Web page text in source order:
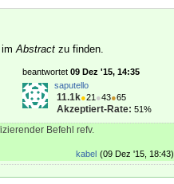
imAbstract zu finden.
beantwortet 09 Dez '15, 14:35
saputello
11.1k●21 ●43●65
Akzeptiert-Rate: 51%
Befehl refv.
(09 Dez '15, 18:43)
kabel